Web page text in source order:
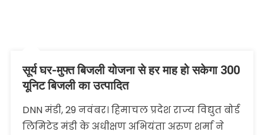
सूर्य घर-मुफ्त बिजली योजना से हर माह हो सकेगा 300
यूनिट बिजली का उत्पादित
DNN मंडी, 29 नवंबर। हिमाचल प्रदेश राज्य विद्युत बोर्ड
लिमिटेड मंडी के अधीक्षण अभियंता अरुण शर्मा ने